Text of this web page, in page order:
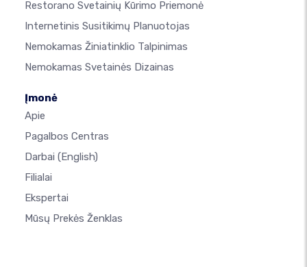
Restorano Svetainių Kūrimo Priemonė
Internetinis Susitikimų Planuotojas
Nemokamas Žiniatinklio Talpinimas
Nemokamas Svetainės Dizainas
Įmonė
Apie
Pagalbos Centras
Darbai (English)
Filialai
Ekspertai
Mūsų Prekės Ženklas